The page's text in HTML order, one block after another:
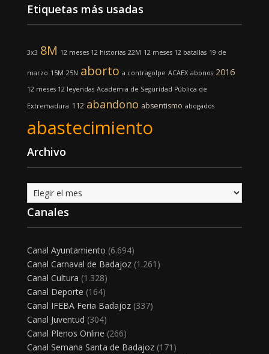
Etiquetas más usadas
3x3 8M 12 meses 12 historias 22M 12 meses 12 batallas 19 de
marzo 15M 25N aborto a contragolpe ACAEX abonos 2016
12 meses 12 leyendas Academia de Seguridad Pública de
Extremadura 112 abandono absentismo abogados
abastecimiento
Archivo
Archivo
Canales
Canal Ayuntamiento (6.694)
Canal Carnaval de Badajoz(1.261)
Canal Cultura (1.328)
Canal Deporte (164)
Canal IFEBA Feria Badajoz(337)
Canal Juventud (304)
Canal Plenos Online (266)
Canal Semana Santa de Badajoz(171)